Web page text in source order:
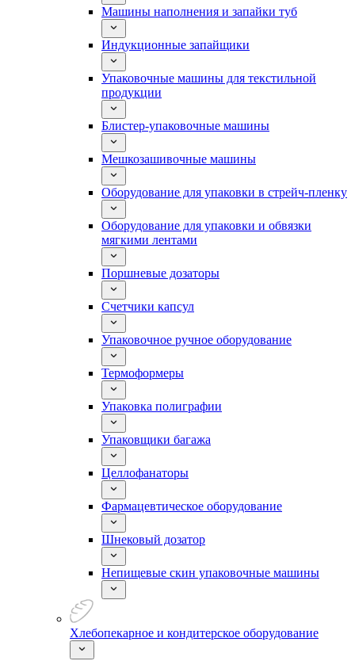
Машины наполнения и запайки туб
Индукционные запайщики
Упаковочные машины для текстильной
продукции
Блистер-упаковочные машины
Мешкозашивочные машины
Оборудование для упаковки в стрейч-пленку
Оборудование для упаковки и обвязки
мягкими лентами
Поршневые дозаторы
Счетчики капсул
Упаковочное ручное оборудование
Термоформеры
Упаковка полиграфии
Упаковщики багажа
Целлофанаторы
Фармацевтическое оборудование
Шнековый дозатор
Непищевые скин упаковочные машины
Хлебопекарное и кондитерское оборудование